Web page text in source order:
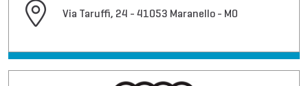
Via Taruffi, 24 - 41053 Maranello - MO